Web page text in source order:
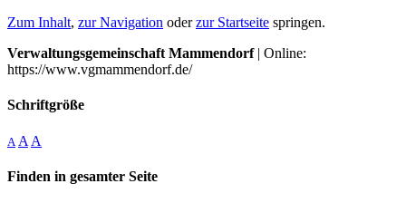
Zum Inhalt, zur Navigation oderzur Startseite springen.
Verwaltungsgemeinschaft Mammendorf| Online:
https://www.vgmammendorf.de/
Schriftgröße
A A A
Finden in gesamter Seite